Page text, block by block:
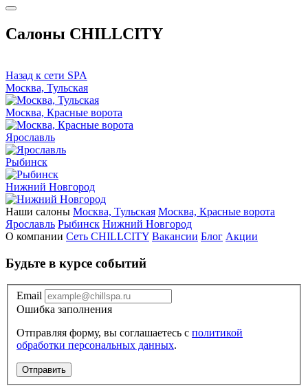
Салоны CHILLCITY
Назад к сети SPA
Москва, Тульская
Москва, Красные ворота
Ярославль
Рыбинск
Нижний Новгород
Наши салоны Москва, Тульская Москва, Красные ворота
Ярославль Рыбинск Нижний Новгород
О компании Сеть CHILLCITY Вакансии Блог Акции
Будьте в курсе событий
Email
Ошибка заполнения
Отправляя форму, вы соглашаетесь с политикой
обработки персональных данных.
Отправить